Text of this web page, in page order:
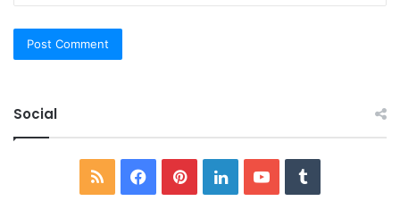
Social
RSS Facebook
PinterestLinkedInYouTubeTumblr